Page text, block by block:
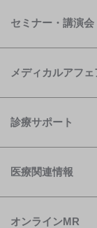
セミナー・講演会
メディカルアフ
診療サポート
医療関連情報
オンラインMR